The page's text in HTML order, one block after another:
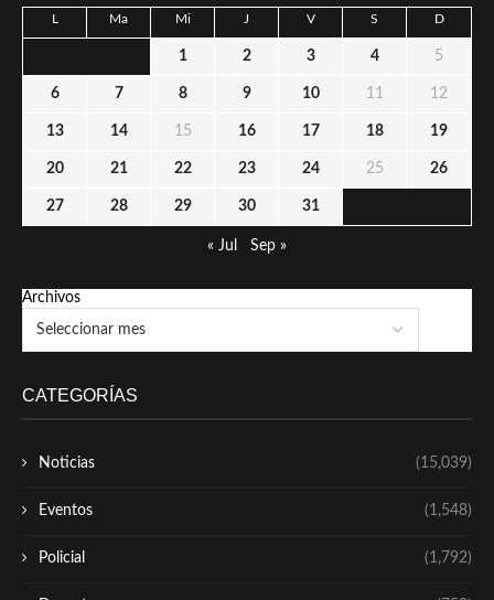
L Ma Mi J V S D
1 2 3 4 5
6 7 8 9 10 11 12
13 14 15 16 17 18 19
20 21 22 23 24 25 26
27 28 29 30 31
« Jul Sep »
Archivos
CATEGORÍAS
Noticias (15,039)
Eventos (1,548)
Policial (1,792)